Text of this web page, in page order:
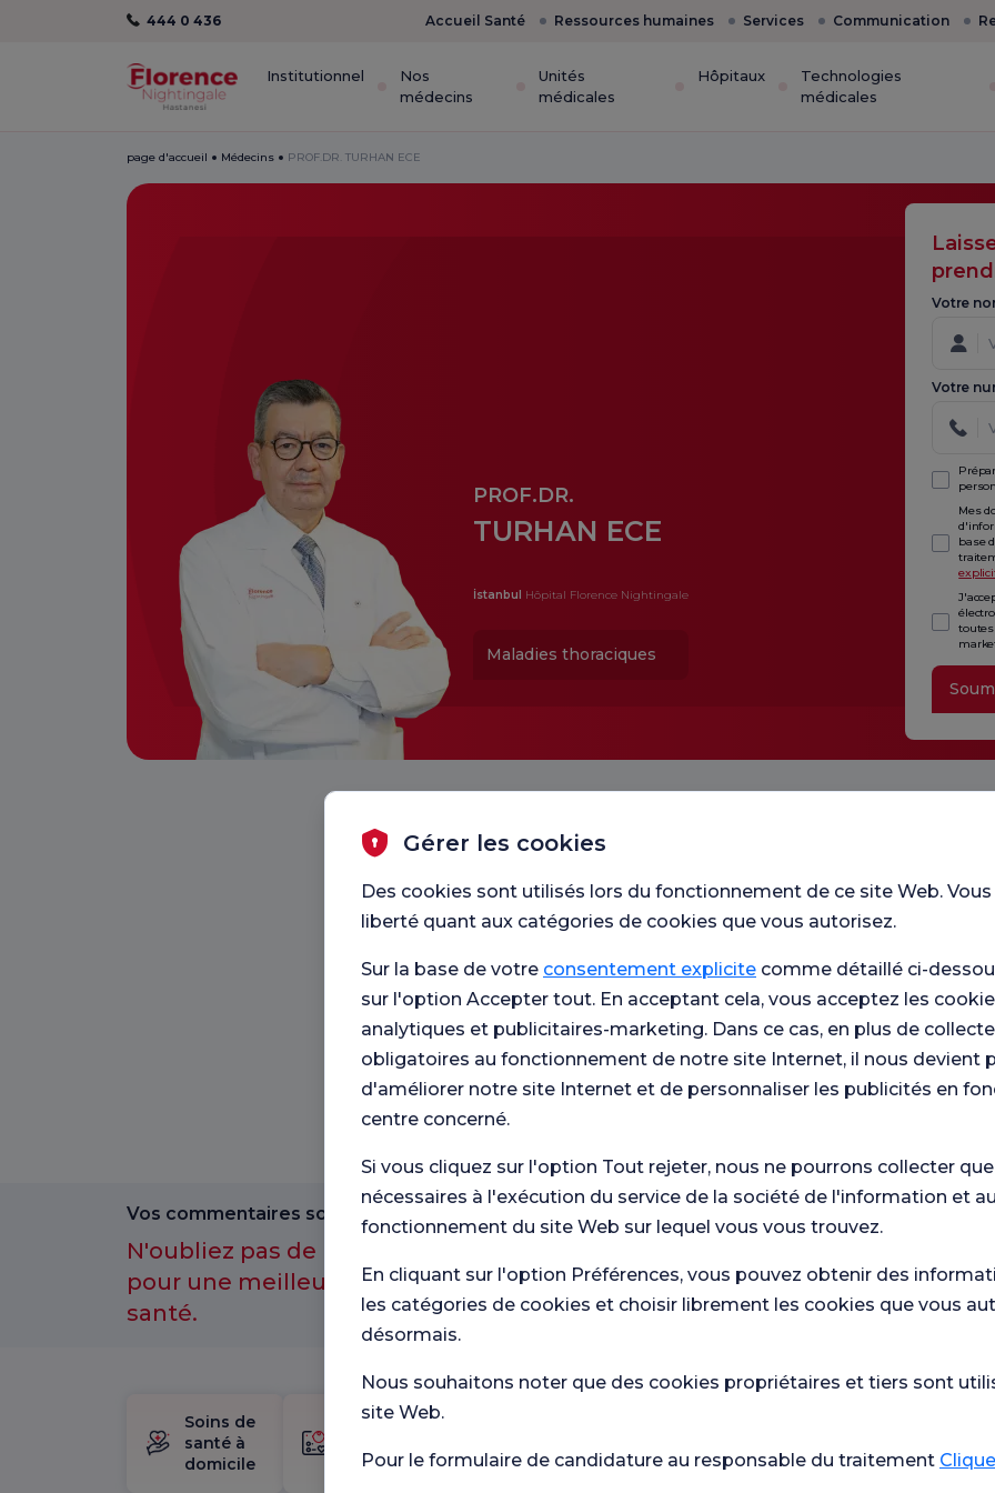
444 0 436 Accueil Santé Ressources humaines Services Communication
Institutionnel
Nos
médecins
Unités
médicales
Hôpitaux
Technologies
médicales
page d'accueil Médecins PROF.DR. TURHAN ECE
PROF.DR.
TURHAN ECE
İstanbul Hôpital Florence Nightingale
Maladies thoraciques
Votre
Votre
Mes
base
Soins de
santé à
domicile
trousse
naissance
Santé actuelle
diarrhée ?
Vos commentaires sont importants pour nous.
N'oubliez pas de participer à nos enquêtes
pour une meilleure expérience de soins de
santé.
satisfaction
de
Gérer les cookies
Des cookies sont utilisés lors du fonctionnement de ce site Web.
liberté quant aux catégories de cookies que vous autorisez.
Sur la base de votre consentement explicite comme détaillé ci-
sur l'option Accepter tout. En acceptant cela, vous acceptez les
analytiques et publicitaires-marketing. Dans ce cas, en plus de
obligatoires au fonctionnement de notre site Internet, il nous devient
d'améliorer notre site Internet et de personnaliser les publicités en
centre concerné.
Si vous cliquez sur l'option Tout rejeter, nous ne pourrons collecter
nécessaires à l'exécution du service de la société de l'information et
fonctionnement du site Web sur lequel vous vous trouvez.
En cliquant sur l'option Préférences, vous pouvez obtenir des
les catégories de cookies et choisir librement les cookies que vous
désormais.
Nous souhaitons noter que des cookies propriétaires et tiers sont
site Web.
Pour le formulaire de candidature au responsable du traitement